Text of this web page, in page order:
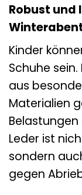
Robust und
Kinder
Schuhe
aus
Materialien
Leder ist
sondern
gegen